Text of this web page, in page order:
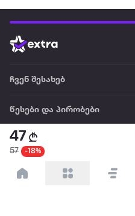
47
57 -18%
ჩვენ შესახებ
წესები და პირობები
პარტნიორებისთვის
ტრენდული